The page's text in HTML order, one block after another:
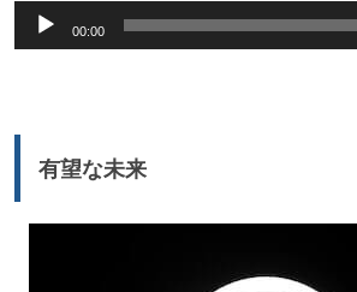
声
ー
00:00
有望な未来